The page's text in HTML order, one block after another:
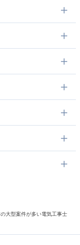
大型案件が多い電気工事士